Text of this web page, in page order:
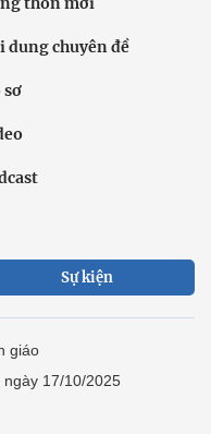
dung chuyên đề
sơ
Sự kiện
giáo
ngày 17/10/2025